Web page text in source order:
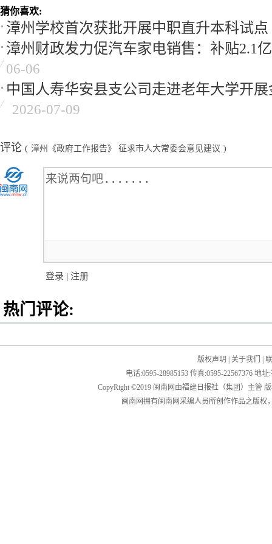
猜你喜欢:
漳州学校首次获批开展中职直升本科试点
漳州财政发力促汽车家电销售：补贴2.1
06-06
中国人寿华安县支公司走进老年大学开
2026-07-09
评论 ( 漳州《政府工作报告》 征求市人大常委会意见建议 )
登录 | 注册
热门评论:
版权声明 关于我们
电话:0595-28985153 传真:0595-22567376 地
CopyRight ©2019 闽南网由福建日报社（集团）主管
闽南网拥有闽南网采编人员所创作作品之版